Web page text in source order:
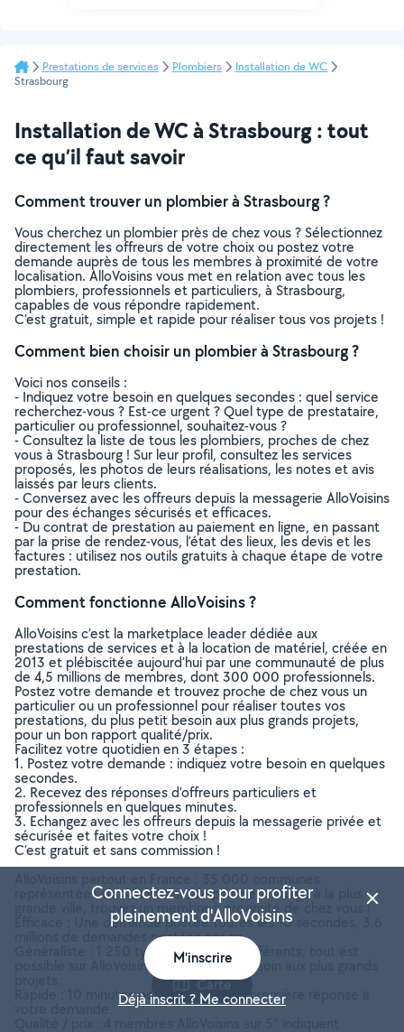
Prestations de services Plombiers
Installation de WC
Strasbourg
Installation de WC à Strasbourg : tout
ce qu’il faut savoir
Comment trouver un plombier à Strasbourg ?
Vous cherchez un plombier près de chez vous ? Sélectionnez
directement les offreurs de votre choix ou postez votre
demande auprès de tous les membres à proximité de votre
localisation. AlloVoisins vous met en relation avec tous les
plombiers, professionnels et particuliers, à Strasbourg,
capables de vous répondre rapidement.
C’est gratuit, simple et rapide pour réaliser tous vos projets !
Comment bien choisir un plombier à Strasbourg ?
Voici nos conseils :
- Indiquez votre besoin en quelques secondes : quel service
recherchez-vous ? Est-ce urgent ? Quel type de prestataire,
particulier ou professionnel, souhaitez-vous ?
- Consultez la liste de tous les plombiers, proches de chez
vous à Strasbourg ! Sur leur profil, consultez les services
proposés, les photos de leurs réalisations, les notes et avis
laissés par leurs clients.
- Conversez avec les offreurs depuis la messagerie AlloVoisins
pour des échanges sécurisés et efficaces.
- Du contrat de prestation au paiement en ligne, en passant
par la prise de rendez-vous, l’état des lieux, les devis et les
factures : utilisez nos outils gratuits à chaque étape de votre
prestation.
Comment fonctionne AlloVoisins ?
AlloVoisins c’est la marketplace leader dédiée aux
prestations de services et à la location de matériel, créée en
2013 et plébiscitée aujourd’hui par une communauté de plus
de 4,5 millions de membres, dont 300 000 professionnels.
Postez votre demande et trouvez proche de chez vous un
particulier ou un professionnel pour réaliser toutes vos
prestations, du plus petit besoin aux plus grands projets,
pour un bon rapport qualité/prix.
Facilitez votre quotidien en 3 étapes :
1. Postez votre demande : indiquez votre besoin en quelques
secondes.
2. Recevez des réponses d’offreurs particuliers et
professionnels en quelques minutes.
3. Echangez avec les offreurs depuis la messagerie privée et
sécurisée et faites votre choix !
C’est gratuit et sans commission !
représentées sur AlloVoisins, du plus petit village à la plus
grande ville, trouvez un membre à proximité de chez vous !
Efficace : Une demande postée toutes les 10 secondes, 3.6
millions de demandes postées par an
Généraliste : 1 250 types de besoins différents, tout est
possible sur AlloVoisins, du plus petit besoin aux plus grands
Rapide : 10 minutes pour recevoir une première réponse à
Carte
Connectez-vous pour profiter
pleinement d'AlloVoisins
M'inscrire
Déjà inscrit ? Me connecter